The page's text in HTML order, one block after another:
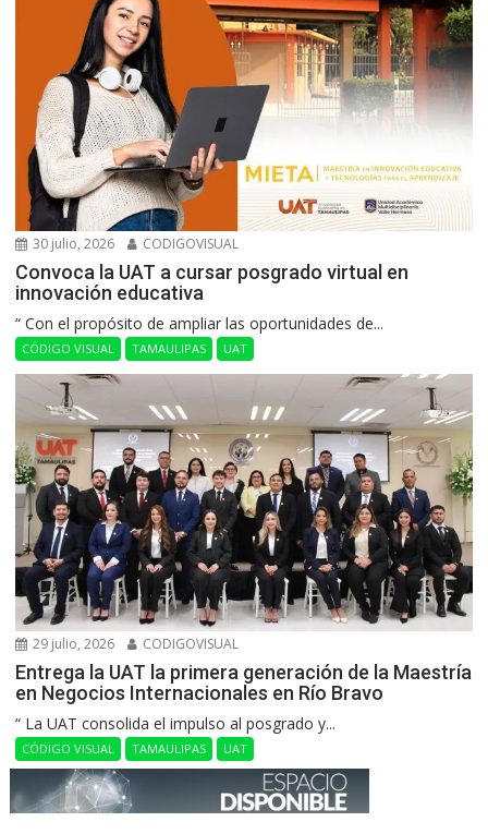
30 julio, 2026 CODIGOVISUAL
Convoca la UAT a cursar posgrado virtual en
innovación educativa
“ Con el propósito de ampliar las oportunidades de...
CÓDIGO VISUAL TAMAULIPAS UAT
29 julio, 2026 CODIGOVISUAL
Entrega la UAT la primera generación de la Maestría
en Negocios Internacionales en Río Bravo
“ La UAT consolida el impulso al posgrado y...
CÓDIGO VISUAL TAMAULIPAS UAT